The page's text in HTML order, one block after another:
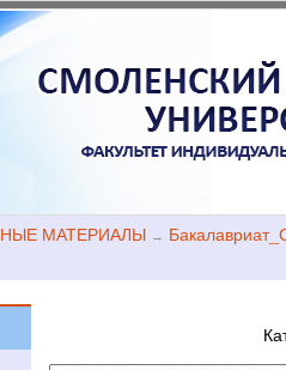
МАТЕРИАЛЫ →